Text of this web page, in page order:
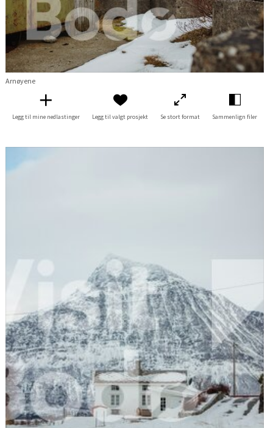
Arnøyene
Legg til mine nedlastinger Legg til valgt prosjekt Se stort format Sammenlign filer